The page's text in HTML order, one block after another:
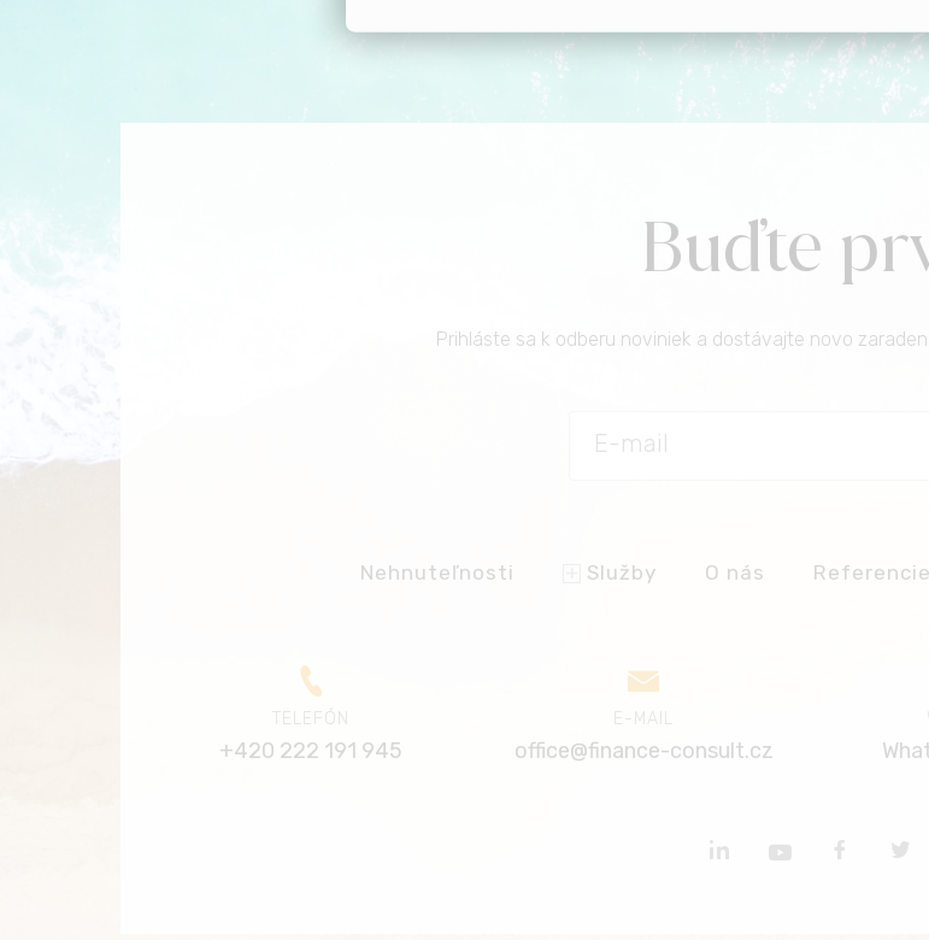
Buďte
Prihláste sa k odberu noviniek a dostávajte novo
Nehnuteľnosti Služby O nás Referencie
TELEFÓN
+420 222 191 945
E-MAIL
office@finance-consult.cz